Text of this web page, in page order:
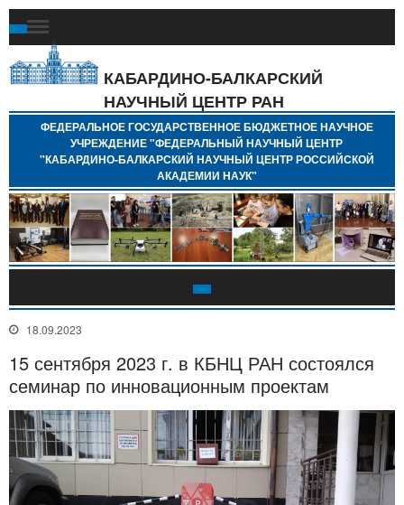
КАБАРДИНО-БАЛКАРСКИЙ
НАУЧНЫЙ ЦЕНТР РАН
ФЕДЕРАЛЬНОЕ ГОСУДАРСТВЕННОЕ БЮДЖЕТНОЕ НАУЧНОЕ
УЧРЕЖДЕНИЕ "ФЕДЕРАЛЬНЫЙ НАУЧНЫЙ ЦЕНТР
"КАБАРДИНО-БАЛКАРСКИЙ НАУЧНЫЙ ЦЕНТР РОССИЙСКОЙ
АКАДЕМИИ НАУК"
18.09.2023
15 сентября 2023 г. в КБНЦ РАН состоялся
семинар по инновационным проектам